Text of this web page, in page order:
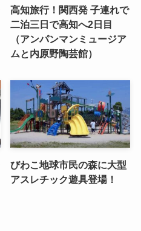
高知旅行！関西発 子連れで
二泊三日で高知へ2日目
（アンパンマンミュージア
ムと内原野陶芸館）
びわこ地球市民の森に大型
アスレチック遊具登場！